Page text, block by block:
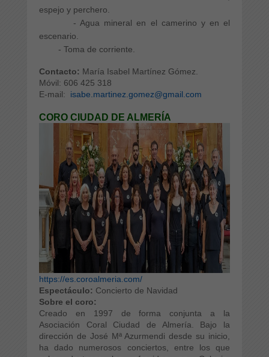
espejo y perchero.
- Agua mineral en el camerino y en el
escenario.
- Toma de corriente.
Contacto: María Isabel Martínez Gómez.
Móvil: 606 425 318
E-mail:
isabe.martinez.gomez@gmail.com
CORO CIUDAD DE ALMERÍA
https://es.coroalmeria.com/
Espectáculo: Concierto de Navidad
Sobre el coro:
Creado en 1997 de forma conjunta a la
Asociación Coral Ciudad de Almería. Bajo la
dirección de José Mª Azurmendi desde su inicio,
ha dado numerosos conciertos, entre los que